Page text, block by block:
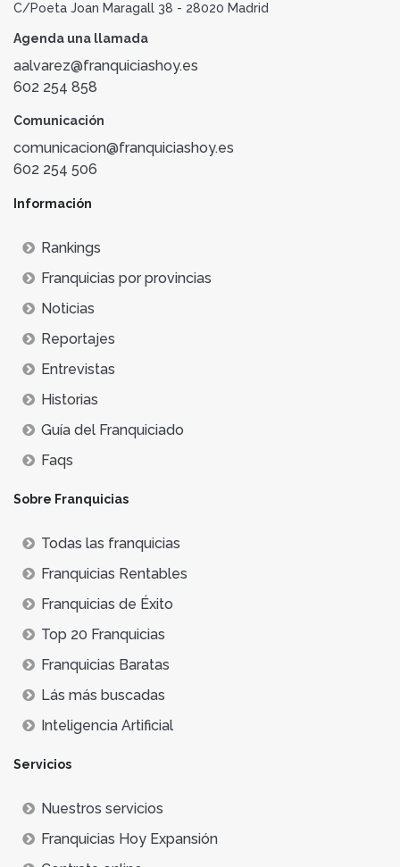
C/Poeta Joan Maragall 38 - 28020 Madrid
Agenda una llamada
aalvarez@franquiciashoy.es
602 254 858
Comunicación
comunicacion@franquiciashoy.es
602 254 506
Información
Rankings
Franquicias por provincias
Noticias
Reportajes
Entrevistas
Historias
Guía del Franquiciado
Faqs
Sobre Franquicias
Todas las franquicias
Franquicias Rentables
Franquicias de Éxito
Top 20 Franquicias
Franquicias Baratas
Lás más buscadas
Inteligencia Artificial
Servicios
Nuestros servicios
Franquicias Hoy Expansión